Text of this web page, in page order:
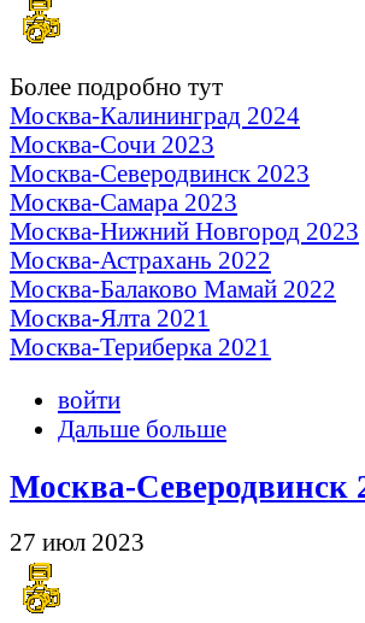
Более подробно тут
Москва-Калининград 2024
Москва-Сочи 2023
Москва-Северодвинск 2023
Москва-Самара 2023
Москва-Нижний Новгород 2023
Москва-Астрахань 2022
Москва-Балаково Мамай 2022
Москва-Ялта 2021
Москва-Териберка 2021
войти
Дальше больше
Москва-Северодвинск
27 июл 2023